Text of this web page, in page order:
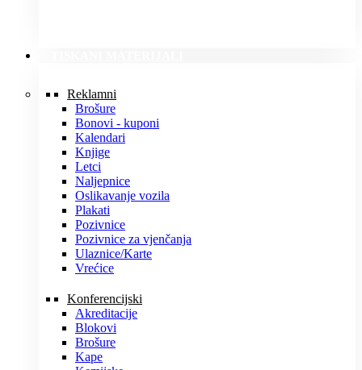
Reklamni
Brošure
Bonovi - kuponi
Kalendari
Knjige
Letci
Naljepnice
Oslikavanje vozila
Plakati
Pozivnice
Pozivnice za vjenčanja
Ulaznice/Karte
Vrećice
Konferencijski
Akreditacije
Blokovi
Brošure
Kape